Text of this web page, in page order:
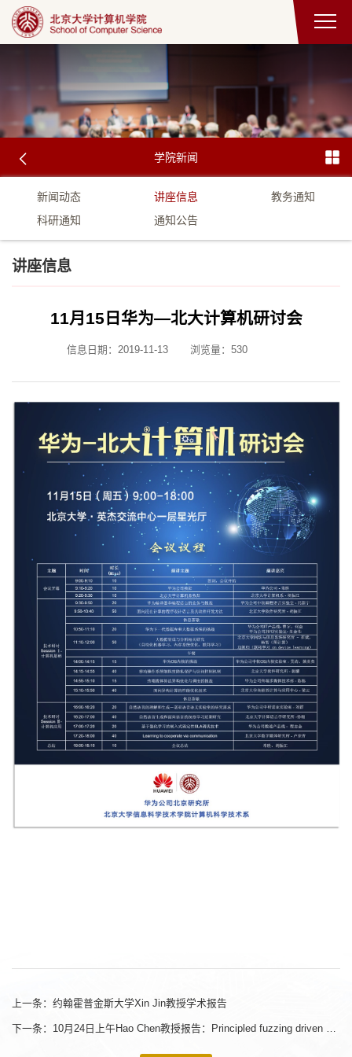
学院新闻
新闻动态 讲座信息
教务通知
科研通知
通知公告
讲座信息
11月15日华为—北大计算机研讨会
信息日期：2019-11-13 浏览量： 530
上一条： 约翰霍普金斯大学Xin Jin教授学术报告
下一条： 10月24日上午Hao Chen教授报告：Principled fuzzing driven by mathematics